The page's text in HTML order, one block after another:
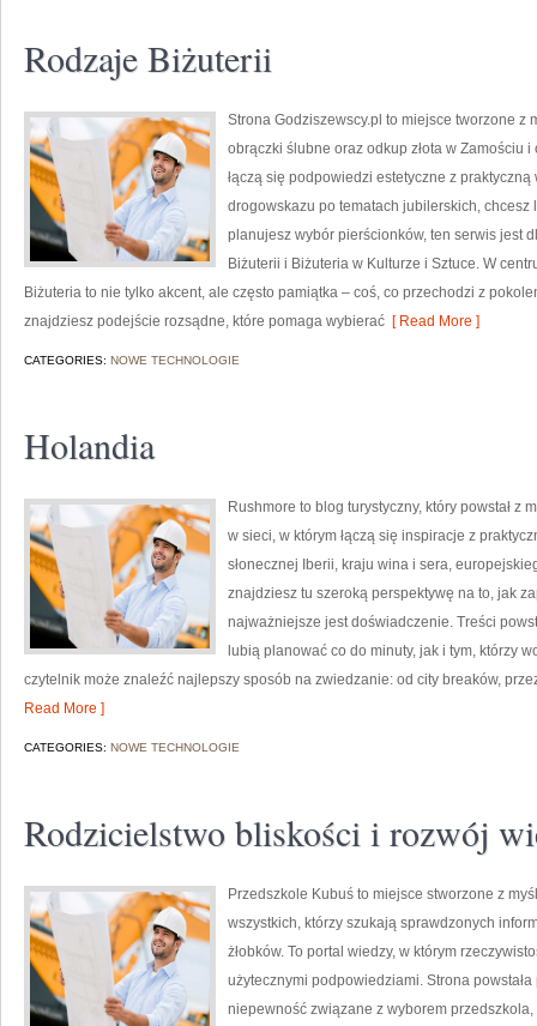
Rodzaje Biżuterii
Strona Godziszewscy.pl to miejsce tworzone z
obrączki ślubne oraz odkup złota w Zamościu
łączą się podpowiedzi estetyczne z
drogowskazu po tematach jubilerskich,
planujesz wybór pierścionków, ten serwis jest
Biżuterii i Biżuteria w Kulturze i Sztuce. W
Biżuteria to nie tylko akcent, ale często pamiątka – coś, co przechodzi z
znajdziesz podejście rozsądne, które pomaga wybierać [ Read More ]
CATEGORIES: NOWE TECHNOLOGIE
Holandia
Rushmore to blog turystyczny, który powstał z
w sieci, w którym łączą się inspiracje z
słonecznej Iberii, kraju wina i sera,
znajdziesz tu szeroką perspektywę na to, jak
najważniejsze jest doświadczenie. Treści
lubią planować co do minuty, jak i tym, którzy
czytelnik może znaleźć najlepszy sposób na zwiedzanie: od city breaków,
Read More ]
CATEGORIES: NOWE TECHNOLOGIE
Rodzicielstwo bliskości i rozwój
Przedszkole Kubuś to miejsce stworzone z
wszystkich, którzy szukają sprawdzonych
żłobków. To portal wiedzy, w którym
użytecznymi podpowiedziami. Strona
niepewność związane z wyborem